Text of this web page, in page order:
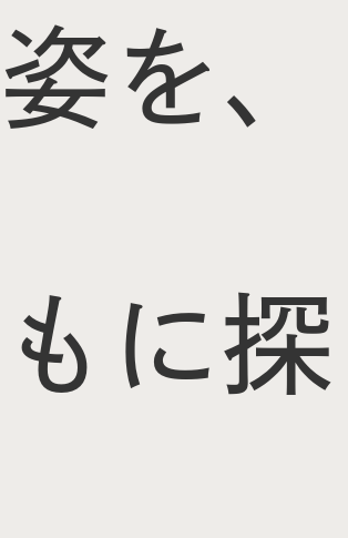
姿を、
もに探